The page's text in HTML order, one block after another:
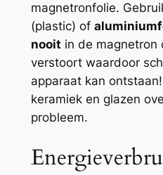
magnetronfolie.
(plastic) of
nooit in de magnetron
verstoort waardoor
apparaat kan
keramiek en glazen
probleem.